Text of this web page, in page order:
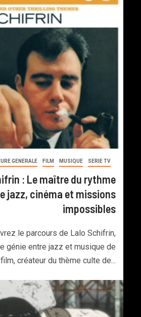
GENERALE FILM MUSIQUE SERIE TV
: Le maître du rythme
jazz, cinéma et missions
impossibles
le parcours de Lalo Schifrin,
génie entre jazz et musique de
film, créateur du thème culte de...